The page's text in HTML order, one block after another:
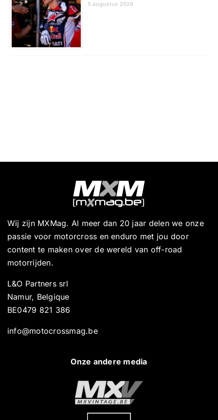
5 augustus 2026
Wij zijn MXMag. Al meer dan 20 jaar delen we onze
passie voor motorcross en enduro met jou door
content te maken over de wereld van off-road
motorrijden.
L&O Partners srl
Namur, Belgique
BE0479 821 386
info@motocrossmag.be
Onze andere media